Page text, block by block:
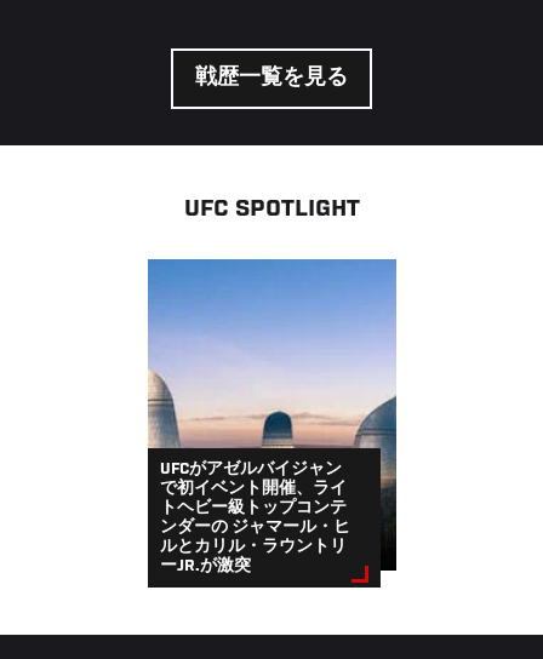
戦歴一覧を見る
UFC SPOTLIGHT
UFCがアゼルバイジャン
で初イベント開催、ライ
トヘビー級トップコンテ
ンダーの ジャマール・ヒ
ルとカリル・ラウントリ
ーJR.が激突